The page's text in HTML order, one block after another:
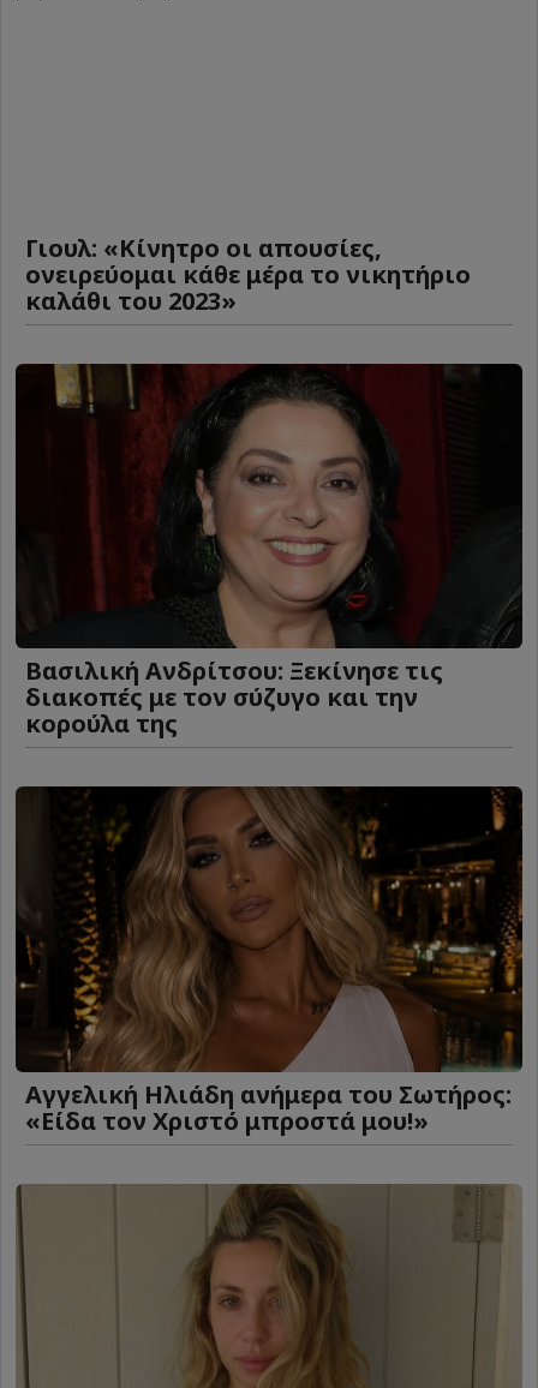
Γιουλ: «Κίνητρο οι απουσίες,
ονειρεύομαι κάθε μέρα το νικητήριο
καλάθι του 2023»
Βασιλική Ανδρίτσου: Ξεκίνησε τις
διακοπές με τον σύζυγο και την
κορούλα της
Αγγελική Ηλιάδη ανήμερα του Σωτήρος:
«Είδα τον Χριστό μπροστά μου!»